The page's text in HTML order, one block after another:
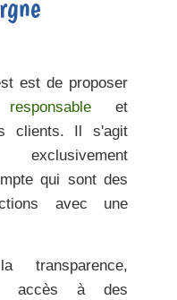
est de proposer
et
clients. Il s'agit
exclusivement
qui sont des
avec une
accès à des